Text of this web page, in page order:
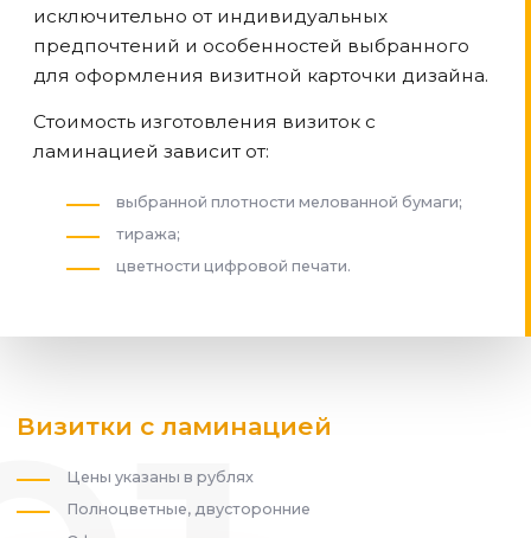
исключительно от индивидуальных
предпочтений и особенностей выбранного
для оформления визитной карточки дизайна.
Стоимость изготовления визиток с
ламинацией зависит от:
выбранной плотности мелованной бумаги;
тиража;
цветности цифровой печати.
Визитки с ламинацией
Цены указаны в рублях
Полноцветные, двусторонние